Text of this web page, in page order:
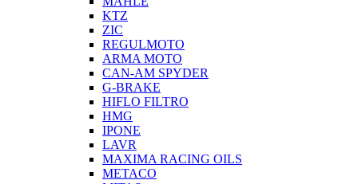
KTZ
ZIC
REGULMOTO
ARMA MOTO
CAN-AM SPYDER
G-BRAKE
HIFLO FILTRO
HMG
IPONE
LAVR
MAXIMA RACING OILS
METACO